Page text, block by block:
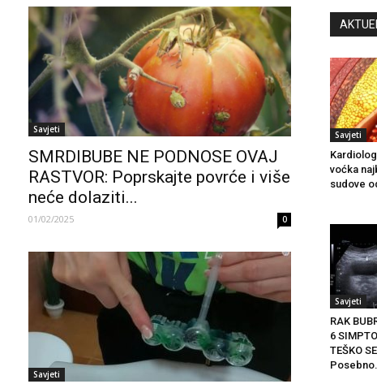
Savjeti
SMRDIBUBE NE PODNOSE OVAJ
RASTVOR: Poprskajte povrće i više
neće dolaziti...
01/02/2025 0
Savjeti
Savjeti
voćka
sudove
Savjeti
RAK
6
TEŠKO